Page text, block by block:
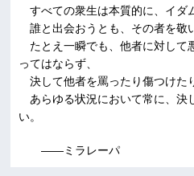
すべての衆生は本質的に、イダ
誰と出会おうとも、その者を敬
たとえ一瞬でも、他者に対して
ってはならず、
決して他者を罵ったり傷つけた
あらゆる状況において常に、決
い。
――ミラレーパ